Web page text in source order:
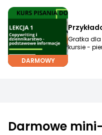
DARMOWY
Gratka
kursie -
Darmowe